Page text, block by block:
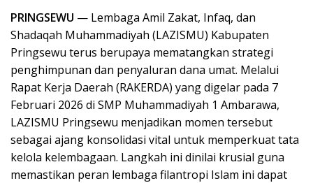
PRINGSEWU — Lembaga Amil Zakat, Infaq, dan
Shadaqah Muhammadiyah (LAZISMU) Kabupaten
Pringsewu terus berupaya mematangkan strategi
penghimpunan dan penyaluran dana umat. Melalui
Rapat Kerja Daerah (RAKERDA) yang digelar pada 7
Februari 2026 di SMP Muhammadiyah 1 Ambarawa,
LAZISMU Pringsewu menjadikan momen tersebut
sebagai ajang konsolidasi vital untuk memperkuat tata
kelola kelembagaan. Langkah ini dinilai krusial guna
memastikan peran lembaga filantropi Islam ini dapat